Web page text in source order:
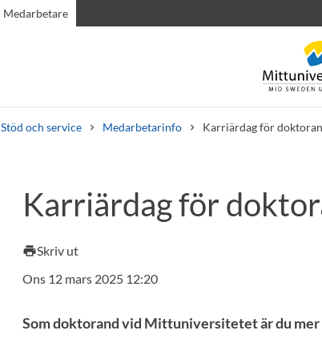
Medarbetare
Stöd och service Medarbetarinfo Karriärdag för
Kursplaner VälkomstbrevPersonal Lediga jobb
Karriärdag för
printSkriv ut
Ons 12 mars 2025 12:20
Som doktorand vid Mittuniversitetet är du